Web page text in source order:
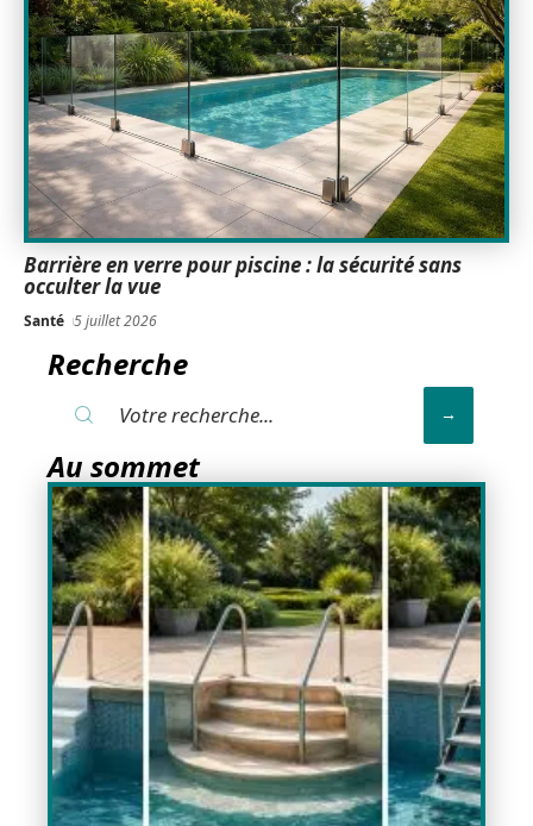
Barrière en verre pour piscine : la sécurité sans
occulter la vue
Santé 5 juillet 2026
Recherche
Au sommet